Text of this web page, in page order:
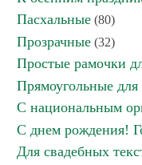
Пасхальные (80)
Прозрачные (32)
Простые рамочки
Прямоугольные
С национальным
С днем рождения!
Для свадебных